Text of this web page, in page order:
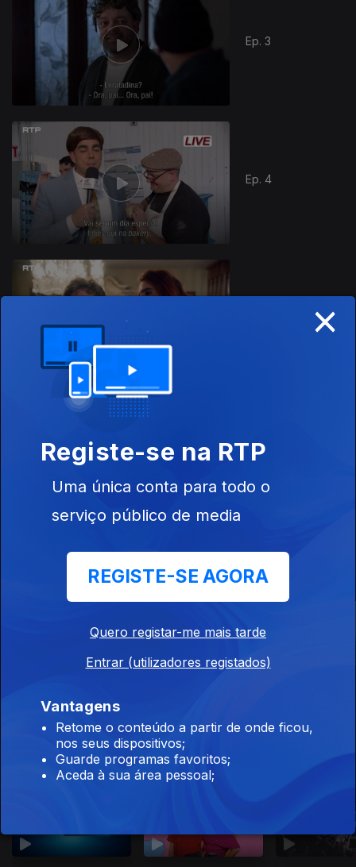
Ep. 3
Ep. 4
Ep. 6
928438
Este conteúdo faz parte de Rir é o
melhor remédio
Este conteúdo faz parte de Humor
×
Registe-se na RTP
Uma única conta para todo o
serviço público de media
REGISTE-SE AGORA
Quero registar-me mais tarde
Entrar (utilizadores registados)
Vantagens
Retome o conteúdo a partir de onde ficou,
nos seus dispositivos;
Guarde programas favoritos;
Aceda à sua área pessoal;